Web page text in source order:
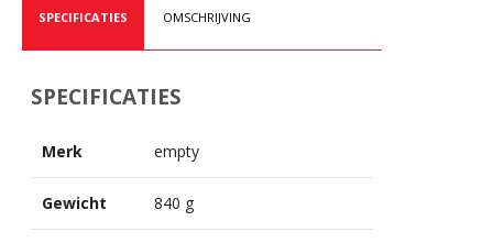
SPECIFICATIES OMSCHRIJVING
SPECIFICATIES
Merk empty
Gewicht 840 g